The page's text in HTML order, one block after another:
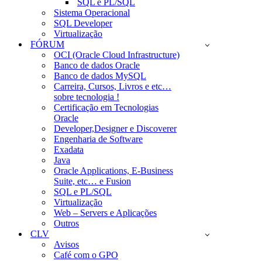
SQL e PL/SQL
Sistema Operacional
SQL Developer
Virtualização
FÓRUM
OCI (Oracle Cloud Infrastructure)
Banco de dados Oracle
Banco de dados MySQL
Carreira, Cursos, Livros e etc…
sobre tecnologia !
Certificação em Tecnologias
Oracle
Developer,Designer e Discoverer
Engenharia de Software
Exadata
Java
Oracle Applications, E-Business
Suite, etc… e Fusion
SQL e PL/SQL
Virtualização
Web – Servers e Aplicações
Outros
CLV
Avisos
Café com o GPO